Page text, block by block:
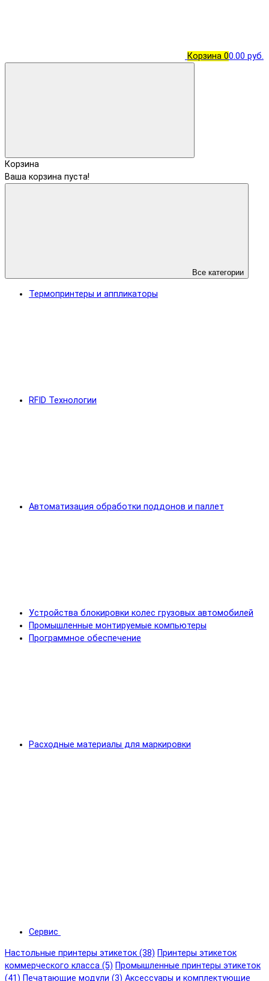
Корзина 00.00 руб.
Корзина
Ваша корзина пуста!
Все категории
Термопринтеры и аппликаторы
RFID Технологии
Автоматизация обработки поддонов и паллет
Устройства блокировки колес грузовых автомобилей
Промышленные монтируемые компьютеры
Программное обеспечение
Расходные материалы для маркировки
Сервис
Настольные принтеры этикеток (38) Принтеры этикеток
коммерческого класса (5) Промышленные принтеры этикеток
(41) Печатающие модули (3) Аксессуары и комплектующие